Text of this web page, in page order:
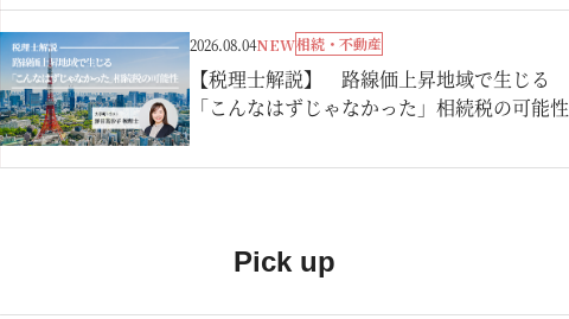
2026.08.04NEW相続・不動産
【税理士解説】 路線価上昇地域で生じる
「こんなはずじゃなかった」相続税の可能性
Pick up